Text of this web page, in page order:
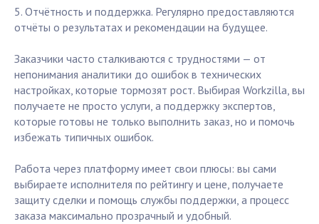
5. Отчётность и поддержка. Регулярно предоставляются
отчёты о результатах и рекомендации на будущее.
Заказчики часто сталкиваются с трудностями — от
непонимания аналитики до ошибок в технических
настройках, которые тормозят рост. Выбирая Workzilla, вы
получаете не просто услуги, а поддержку экспертов,
которые готовы не только выполнить заказ, но и помочь
избежать типичных ошибок.
Работа через платформу имеет свои плюсы: вы сами
выбираете исполнителя по рейтингу и цене, получаете
защиту сделки и помощь службы поддержки, а процесс
заказа максимально прозрачный и удобный.